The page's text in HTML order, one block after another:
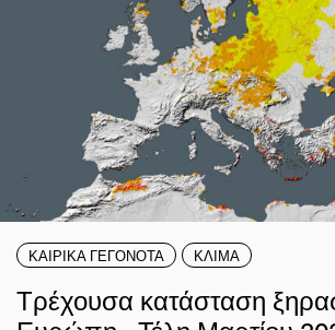
ΚΑΙΡΙΚΑ ΓΕΓΟΝΟΤΑ ΚΛΙΜΑ
Τρέχουσα κατάσταση